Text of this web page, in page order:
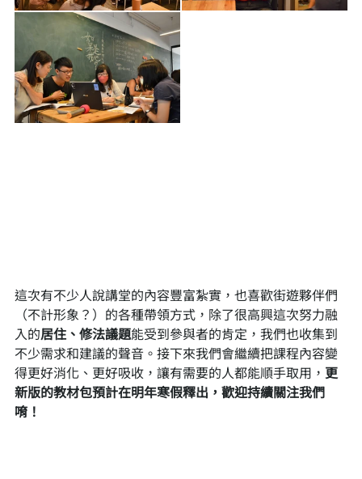
這次有不少人說講堂的內容豐富紮實，也喜歡街遊夥伴們
（不計形象？）的各種帶領方式，除了很高興這次努力融
入的居住、修法議題能受到參與者的肯定，我們也收集到
不少需求和建議的聲音。接下來我們會繼續把課程內容變
得更好消化、更好吸收，讓有需要的人都能順手取用， 更
新版的教材包預計在明年寒假釋出，歡迎持續關注我們
唷！